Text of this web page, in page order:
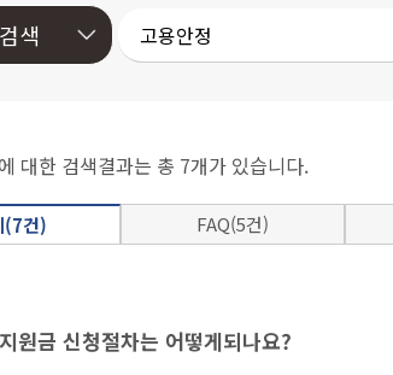
에 대한 검색결과는 총 7개가 있습니다.
(7건) FAQ(5건)
원금 신청절차는 어떻게되나요?